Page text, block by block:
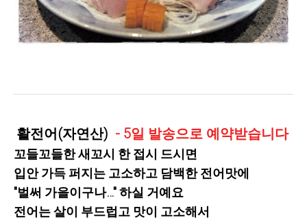
활전어(자연산) - 5일 발송으로 예약받습니다
꼬들꼬들한 새꼬시 한 접시 드시면
입안 가득 퍼지는 고소하고 담백한 전어맛에
"벌써 가을이구나…" 하실 거예요
전어는 살이 부드럽고 맛이 고소해서